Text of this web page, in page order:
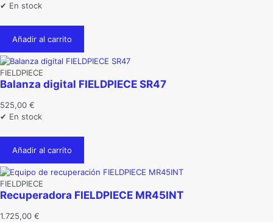
✔ En stock
Añadir al carrito
FIELDPIECE
Balanza digital FIELDPIECE SR47
525,00 €
✔ En stock
Añadir al carrito
FIELDPIECE
Recuperadora FIELDPIECE MR45INT
1.725,00 €